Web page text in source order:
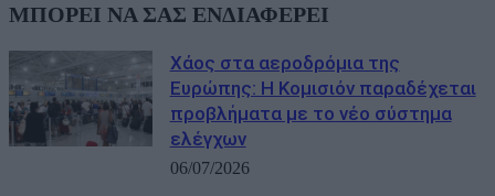
ΜΠΟΡΕΙ ΝΑ ΣΑΣ ΕΝΔΙΑΦΕΡΕΙ
Χάος στα αεροδρόμια της
Ευρώπης: Η Κομισιόν παραδέχεται
προβλήματα με το νέο σύστημα
ελέγχων
06/07/2026